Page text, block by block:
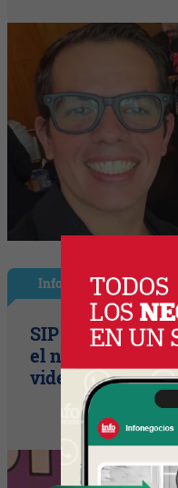
InfoNegocios Miami
SIP Connect
el nuevo
video + Tik Tok